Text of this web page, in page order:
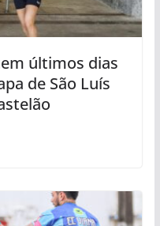
últimos dias
de São Luís